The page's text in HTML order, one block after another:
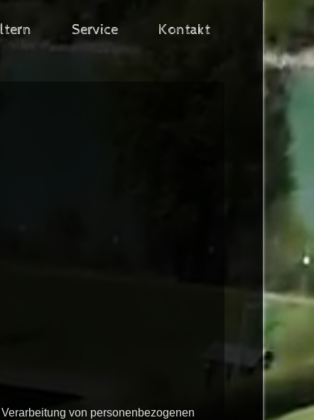
Service Kontakt
von personenbezogenen